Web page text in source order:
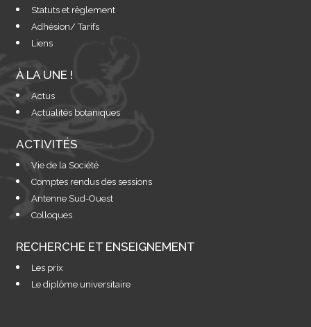
Statuts et règlement
Adhésion/ Tarifs
Liens
À LA UNE !
Actus
Actualités botaniques
ACTIVITÉS
Vie de la Société
Comptes rendus des sessions
Antenne Sud-Ouest
Colloques
RECHERCHE ET ENSEIGNEMENT
Les prix
Le diplôme universitaire